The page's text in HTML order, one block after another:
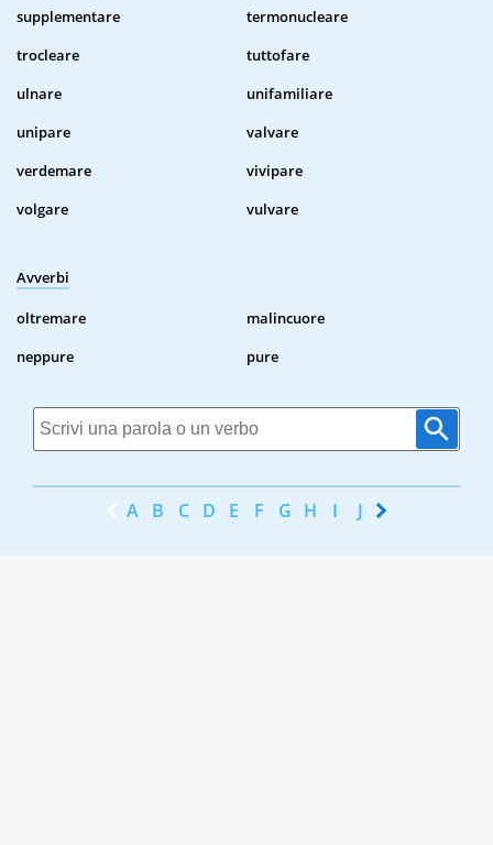
supplementare
termonucleare
trocleare
tuttofare
ulnare
unifamiliare
unipare
valvare
verdemare
vivipare
volgare
vulvare
Avverbi
oltremare
malincuore
neppure
pure
A B C D E F G H I J K